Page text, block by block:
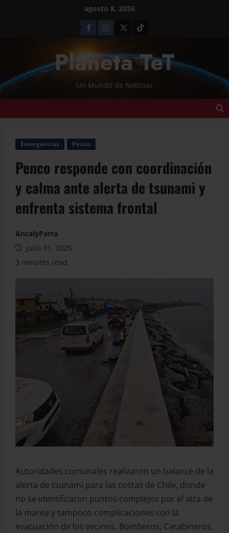
agosto 8, 2026
Planeta TeT
Un Mundo de Noticias
Emergencias Penco
Penco responde con coordinación
y calma ante alerta de tsunami y
enfrenta sistema frontal
AncalyParra
julio 31, 2025
3 minutes read
Autoridades comunales realizaron un balance de la
alerta de tsunami para las costas de Chile, donde
no se identificaron puntos complejos por el alza de
la marea y tampoco complicaciones con la
evacuación de los vecinos. Bomberos, Carabineros,